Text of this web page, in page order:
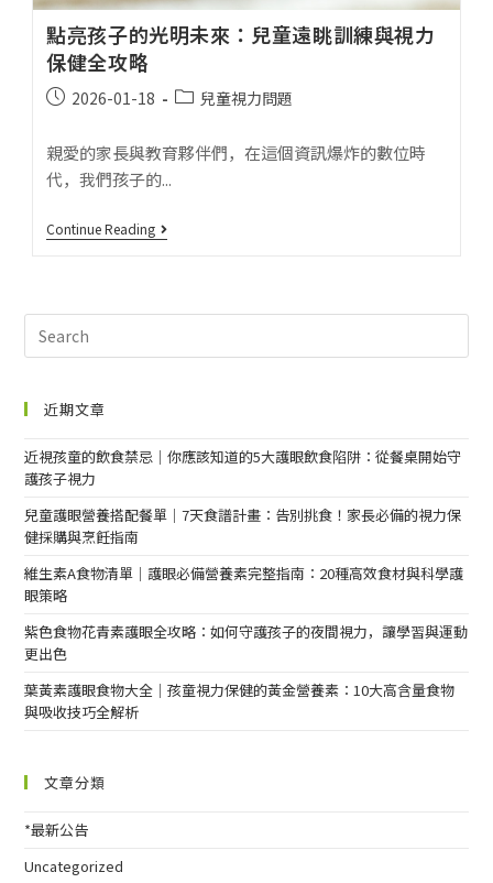
點亮孩子的光明未來：兒童遠眺訓練與視力
保健全攻略
2026-01-18 兒童視力問題
親愛的家長與教育夥伴們，在這個資訊爆炸的數位時
代，我們孩子的...
Continue Reading
近期文章
近視孩童的飲食禁忌｜你應該知道的5大護眼飲食陷阱：從餐桌開始守
護孩子視力
兒童護眼營養搭配餐單｜7天食譜計畫：告別挑食！家長必備的視力保
健採購與烹飪指南
維生素A食物清單｜護眼必備營養素完整指南：20種高效食材與科學護
眼策略
紫色食物花青素護眼全攻略：如何守護孩子的夜間視力，讓學習與運動
更出色
葉黃素護眼食物大全｜孩童視力保健的黃金營養素：10大高含量食物
與吸收技巧全解析
文章分類
*最新公告
Uncategorized